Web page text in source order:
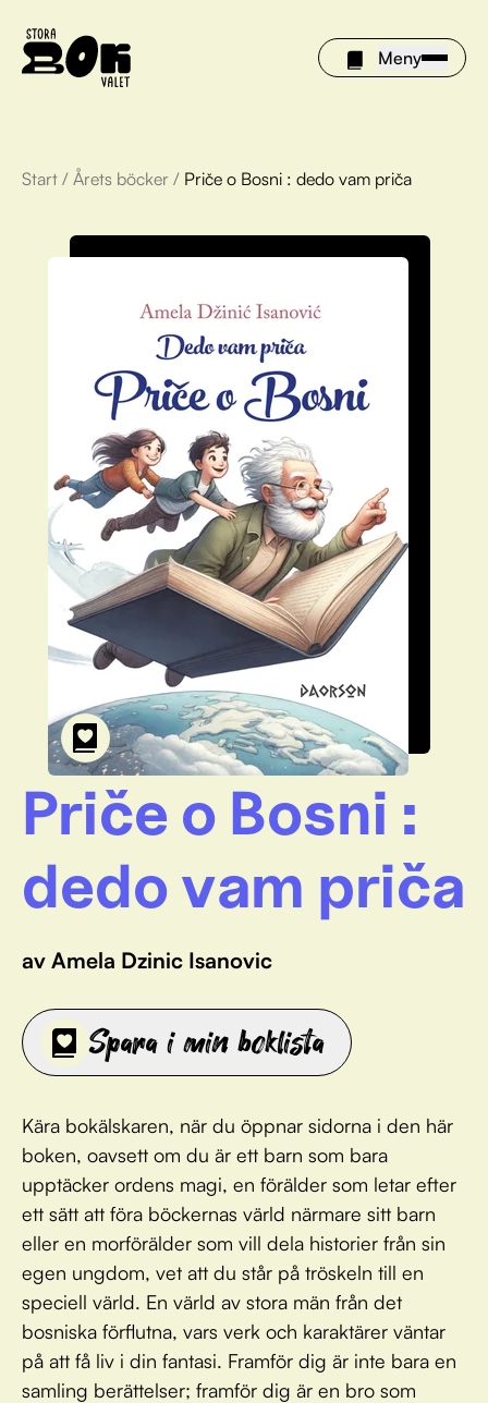
Meny
Årets böcker
Om Stora bokvalet
Olivia tipsar
Vinnare
FAQ
För bibliotek
Start / Årets böcker / Priče o Bosni : dedo vam priča
Priče o Bosni :
dedo vam priča
av Amela Dzinic Isanovic
Spara i min boklista
Kära bokälskaren, när du öppnar sidorna i den här
boken, oavsett om du är ett barn som bara
upptäcker ordens magi, en förälder som letar efter
ett sätt att föra böckernas värld närmare sitt barn
eller en morförälder som vill dela historier från sin
egen ungdom, vet att du står på tröskeln till en
speciell värld. En värld av stora män från det
bosniska förflutna, vars verk och karaktärer väntar
på att få liv i din fantasi. Framför dig är inte bara en
samling berättelser; framför dig är en bro som